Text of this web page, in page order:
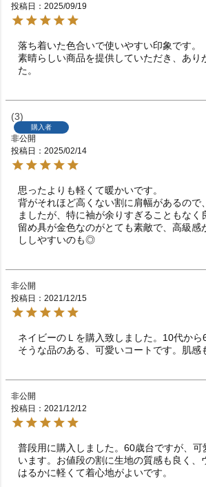
投稿日
2025/09/19
落ち着いた色合いで使いやすい印象です。
素晴らしい商品を提供していただき、あり
た。
3
購入者
非公開
投稿日
2025/02/14
思ったよりも軽くて暖かいです。
背がそれほど高くない割に肩幅があるので
ましたが、特に袖が余りすぎることもなく
留め具が金色なのがとても素敵で、高級感
ししやすいのも◎
非公開
投稿日
2021/12/15
ネイビーのＬを購入致しました。10代か
そうな品のある、可愛いコートです。肌感
非公開
投稿日
2021/12/12
普段用に購入しました。60歳台ですが、可
います。お値段の割に生地の質感も良く、
はるかに軽くて着心地がよいです。